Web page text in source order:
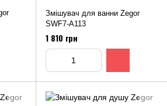
Змішувач для ванни Zegor
SWF7-A113
1 810 грн